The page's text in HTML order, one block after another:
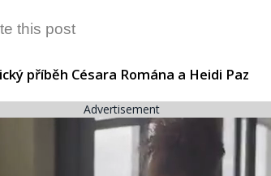
this post
příběh Césara Romána a Heidi Paz
Advertisement